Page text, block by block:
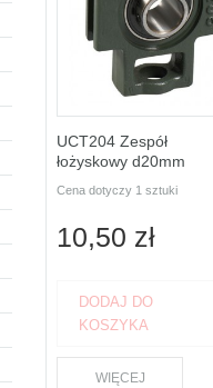
UCT204 Zespół
łożyskowy d20mm
Cena dotyczy 1 sztuki
10,50 zł
DODAJ DO
KOSZYKA
WIĘCEJ